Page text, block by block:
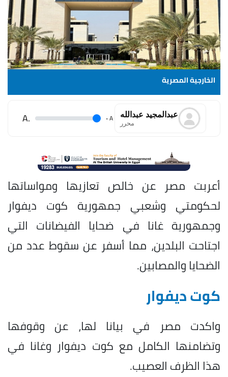
الخارجية المصرية
⁠عبدالمجيد عبدالله
محرر A
.
.A
أعربت مصر عن خالص تعازيها ومواساتها
لحكومتي وشعبي جمهورية كوت ديفوار
وجمهورية غانا في ضحايا الفيضانات التي
اجتاحت البلدين، مما أسفر عن سقوط عدد من
الضحايا والمصابين.
كوت ديفوار
واكدت مصر في بيانا لها، عن وقوفها
وتضامنها الكامل مع كوت ديفوار وغانا في
هذا الظرف العصيب.